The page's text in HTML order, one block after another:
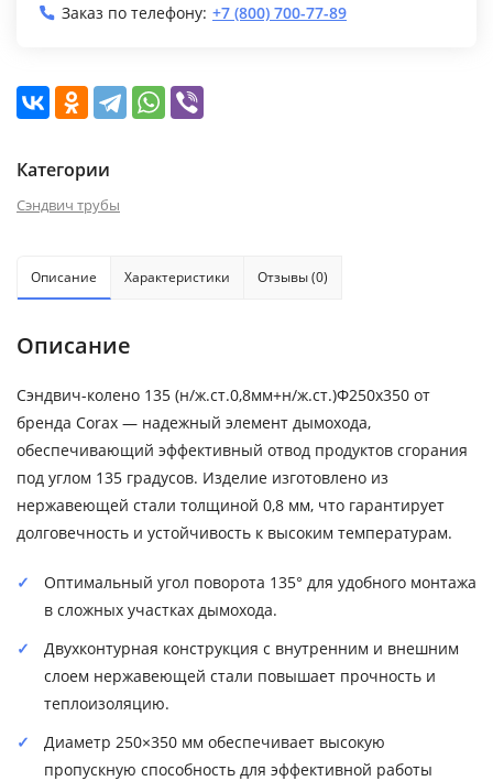
Заказ по телефону: +7 (800) 700-77-89
Категории
Сэндвич трубы
Описание Характеристики Отзывы (0)
Описание
Сэндвич-колено 135 (н/ж.ст.0,8мм+н/ж.ст.)Ф250х350 от
бренда Corax — надежный элемент дымохода,
обеспечивающий эффективный отвод продуктов сгорания
под углом 135 градусов. Изделие изготовлено из
нержавеющей стали толщиной 0,8 мм, что гарантирует
долговечность и устойчивость к высоким температурам.
Оптимальный угол поворота 135° для удобного монтажа
в сложных участках дымохода.
Двухконтурная конструкция с внутренним и внешним
слоем нержавеющей стали повышает прочность и
теплоизоляцию.
Диаметр 250×350 мм обеспечивает высокую
пропускную способность для эффективной работы